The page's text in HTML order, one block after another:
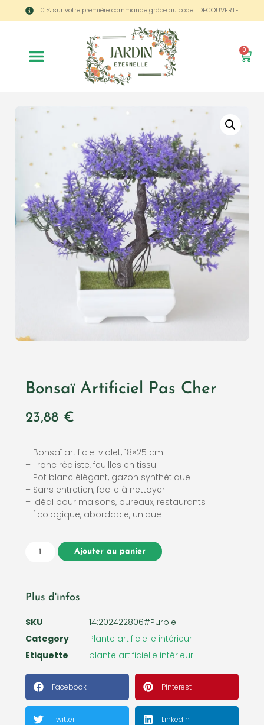
10 % sur votre première commande grâce au code : DECOUVERTE
0
Bonsaï Artificiel Pas Cher
23,88 €
– Bonsaï artificiel violet, 18×25 cm
– Tronc réaliste, feuilles en tissu
– Pot blanc élégant, gazon synthétique
– Sans entretien, facile à nettoyer
– Idéal pour maisons, bureaux, restaurants
– Écologique, abordable, unique
Ajouter au panier
Plus d'infos
SKU
14:202422806#Purple
Category
Plante artificielle intérieur
Etiquette
plante artificielle intérieur
Facebook Pinterest
Twitter LinkedIn